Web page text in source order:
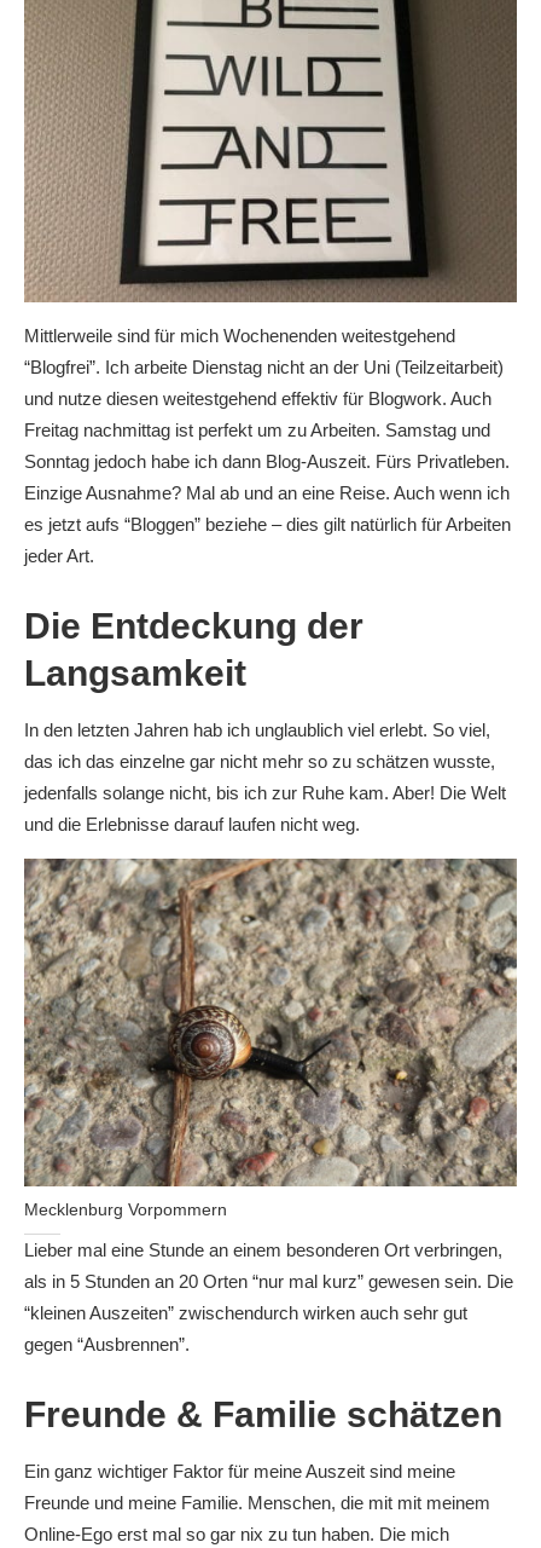
Mittlerweile sind für mich Wochenenden weitestgehend
“Blogfrei”. Ich arbeite Dienstag nicht an der Uni (Teilzeitarbeit)
und nutze diesen weitestgehend effektiv für Blogwork. Auch
Freitag nachmittag ist perfekt um zu Arbeiten. Samstag und
Sonntag jedoch habe ich dann Blog-Auszeit. Fürs Privatleben.
Einzige Ausnahme? Mal ab und an eine Reise. Auch wenn ich
es jetzt aufs “Bloggen” beziehe – dies gilt natürlich für Arbeiten
jeder Art.
Die Entdeckung der
Langsamkeit
In den letzten Jahren hab ich unglaublich viel erlebt. So viel,
das ich das einzelne gar nicht mehr so zu schätzen wusste,
jedenfalls solange nicht, bis ich zur Ruhe kam. Aber! Die Welt
und die Erlebnisse darauf laufen nicht weg.
Mecklenburg Vorpommern
Lieber mal eine Stunde an einem besonderen Ort verbringen,
als in 5 Stunden an 20 Orten “nur mal kurz” gewesen sein. Die
“kleinen Auszeiten” zwischendurch wirken auch sehr gut
gegen “Ausbrennen”.
Freunde & Familie schätzen
Ein ganz wichtiger Faktor für meine Auszeit sind meine
Freunde und meine Familie. Menschen, die mit mit meinem
Online-Ego erst mal so gar nix zu tun haben. Die mich